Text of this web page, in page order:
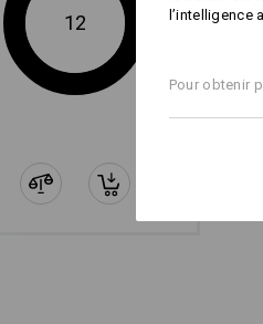
12
l’intelligence
Pour obtenir